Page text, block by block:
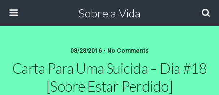
Sobre a Vida
08/28/2016 • No Comments
Carta Para Uma Suicida – Dia #18
[sobre Estar Perdido]